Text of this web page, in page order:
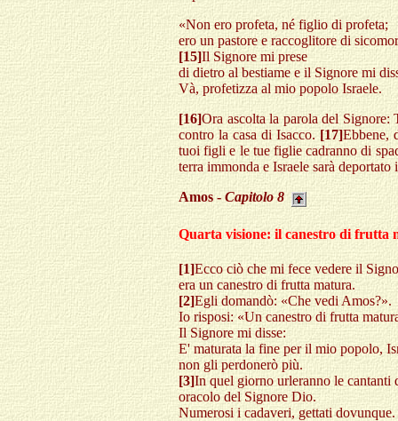
«Non ero profeta, né figlio di profeta;
ero un pastore e raccoglitore di
[15]Il Signore mi prese
di dietro al bestiame e il Signore mi
Và, profetizza al mio popolo Israele.
[16]Ora ascolta la parola del
contro la casa di Isacco.[17]Ebbene,
tuoi figli e le tue figlie cadranno di
terra immonda e Israele sarà
Amos - Capitolo8
Quarta visione: il canestro di frutta
[1]Ecco ciò che mi fece vedere il
era un canestro di frutta matura.
[2]Egli domandò: «Che vedi Amos?».
Io risposi: «Un canestro di frutta
Il Signore mi disse:
E' maturata la fine per il mio popolo,
non gli perdonerò più.
[3]In quel giorno urleranno le cantanti
oracolo del Signore Dio.
Numerosi i cadaveri, gettati